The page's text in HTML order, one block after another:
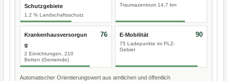
Schutzgebiete
1,2 % Landschaftsschutz
Traumazentrum 14,7 km
Krankenhausversorgun
g
2 Einrichtungen, 210
Betten (Gemeinde)
76 E-Mobilität
75 Ladepunkte im PLZ-
Gebiet
90
Automatischer Orientierungswert aus amtlichen und öffentlich